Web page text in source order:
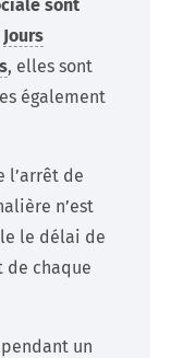
sont
Jours
, elles sont
également
l’arrêt de
n’est
le délai de
de chaque
un